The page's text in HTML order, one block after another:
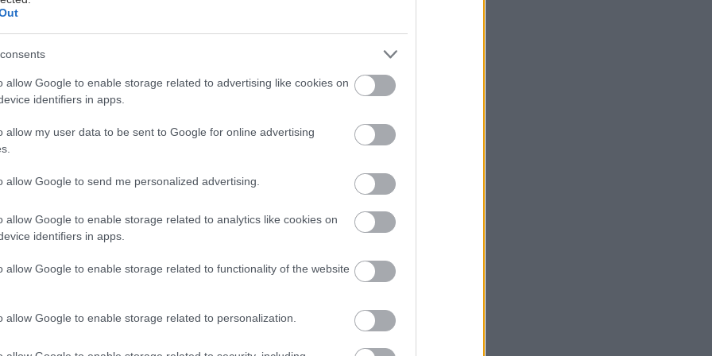
allow Google to enable storage related to advertising like cookies on
identifiers in apps.
allow my user data to be sent to Google for online advertising
allow Google to send me personalized advertising.
allow Google to enable storage related to analytics like cookies on
identifiers in apps.
allow Google to enable storage related to functionality of the website
allow Google to enable storage related to personalization.
που μυρίζει αυγουστιάτικο μεσημέρι, βασιλικός που σε κάνει να
στα θαύματα των τριών υλικών, και λίγη παρμεζάνα να πέφτει από
υπέροχες: καλά υλικά, ελάχιστο χρόνο στην κουζίνα και μια
να ανακατέψεις ό,τι πιο δροσερό και νόστιμο έχει η εποχή
Σου βρήκαμε τέσσερις συνταγές που το κάνουν αυτό τέλεια.
με σάλτσα από ωμές μαριναρισμένες